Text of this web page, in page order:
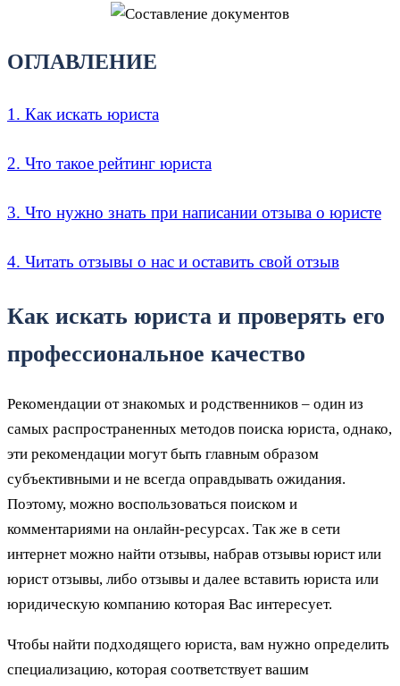
ОГЛАВЛЕНИЕ
1. Как искать юриста
2. Что такое рейтинг юриста
3. Что нужно знать при написании отзыва о юристе
4. Читать отзывы о нас и оставить свой отзыв
Как искать юриста и проверять его
профессиональное качество
Рекомендации от знакомых и родственников – один из
самых распространенных методов поиска юриста, однако,
эти рекомендации могут быть главным образом
субъективными и не всегда оправдывать ожидания.
Поэтому, можно воспользоваться поиском и
комментариями на онлайн-ресурсах. Так же в сети
интернет можно найти отзывы, набрав отзывы юрист или
юрист отзывы, либо отзывы и далее вставить юриста или
юридическую компанию которая Вас интересует.
Чтобы найти подходящего юриста, вам нужно определить
специализацию, которая соответствует вашим